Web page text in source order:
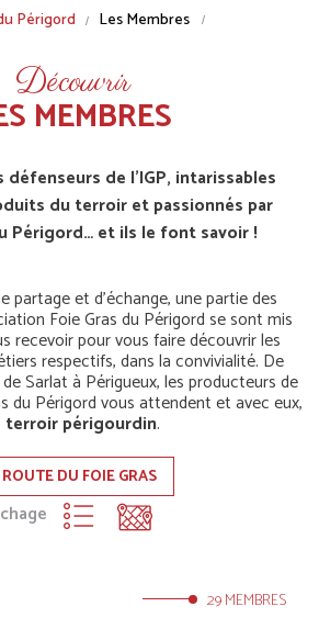
Périgord Les Membres
Découvrir
MEMBRES
de l’IGP, intarissables
du terroir et passionnés par
Périgord… et ils le font savoir !
partage et d’échange, une partie des
Foie Gras du Périgord se sont mis
recevoir pour vous faire découvrir les
respectifs, dans la convivialité. De
Sarlat à Périgueux, les producteurs de
du Périgord vous attendent et avec eux,
terroir périgourdin.
ROUTE DU FOIE GRAS
29 MEMBRES